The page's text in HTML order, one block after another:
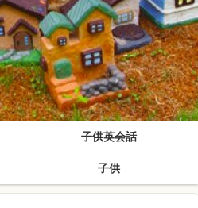
子供英会話
子供